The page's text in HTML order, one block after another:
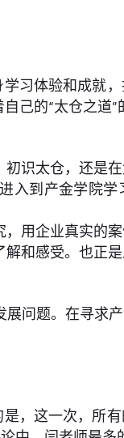
习体验和成就
己的“太仓之道”
识太仓，还是
入到产金学院
用企业真实的
和感受。也正
问题。在寻求
，这一次，所